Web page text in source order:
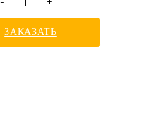
ЗАКАЗАТЬ